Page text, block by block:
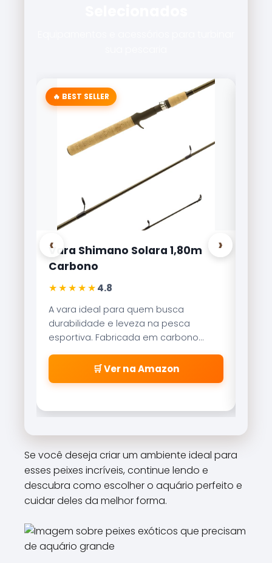
‹
🔥 BEST SELLER
Vara Shimano Solara 1,80m
Carbono
★★★★★4.8
A vara ideal para quem busca
durabilidade e leveza na pesca
esportiva. Fabricada em carbono
aeroglass, oferece sensibilidade
incrível para fisgadas precisas.
🛒 Ver na Amazon
›
Se você deseja criar um ambiente ideal para
esses peixes incríveis, continue lendo e
descubra como escolher o aquário perfeito e
cuidar deles da melhor forma.